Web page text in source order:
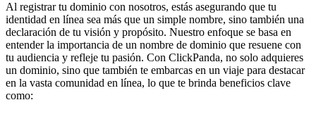
Al registrar tu dominio con nosotros, estás asegurando que tu
identidad en línea sea más que un simple nombre, sino también una
declaración de tu visión y propósito. Nuestro enfoque se basa en
entender la importancia de un nombre de dominio que resuene con
tu audiencia y refleje tu pasión. Con ClickPanda, no solo adquieres
un dominio, sino que también te embarcas en un viaje para destacar
en la vasta comunidad en línea, lo que te brinda beneficios clave
como: